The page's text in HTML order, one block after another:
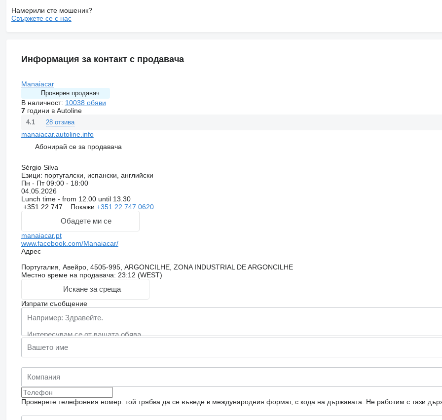
Намерили сте мошеник?
Свържете се с нас
Информация за контакт с продавача
Manaiacar
Проверен продавач
В наличност: 10038 обяви
7години в Autoline
4.1 28 отзива
manaiacar.autoline.info
Абонирай се за продавача
Sérgio Silva
Езици: португалски, испански, английски
Пн - Пт09:00 - 18:00
04.05.2026
Lunch time - from 12.00 until 13.30
+351 22 747... Покажи +351 22 747 0620
Обадете ми се
manaiacar.pt
www.facebook.com/Manaiacar/
Адрес
Португалия, Авейро, 4505-995, ARGONCILHE, ZONA INDUSTRIAL DE ARGONCILHE
Местно време на продавача: 23:12 (WEST)
Искане за среща
Изпрати съобщение
Проверете телефонния номер: той трябва да се въведе в международния формат, с кода на държавата. Не работим с тази